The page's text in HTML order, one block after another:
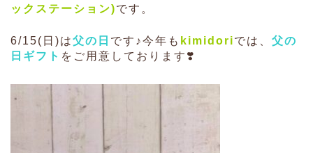
ックステーション)です。
6/15(日)は父の日 です♪今年も kimidoriでは、 父の
日ギフト をご用意しております❣️